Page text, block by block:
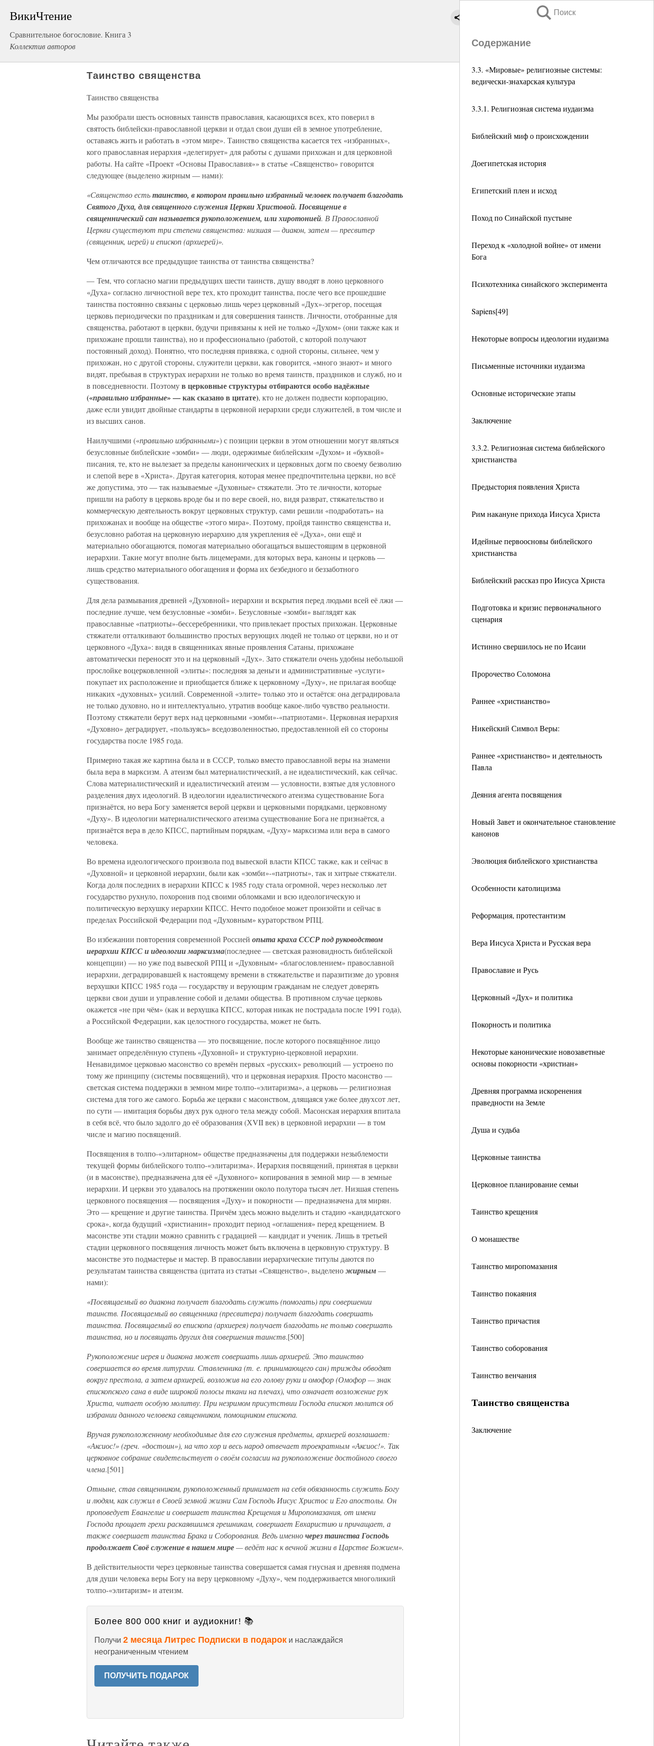
ВикиЧтение
Сравнительное богословие. Книга 3
Коллектив авторов
Поиск
Содержание
3.3. «Мировые» религиозные системы:
ведически-знахарская культура
3.3.1. Религиозная система иудаизма
Библейский миф о происхождении
Доегипетская история
Египетский плен и исход
Поход по Синайской пустыне
Переход к «холодной войне» от имени
Бога
Психотехника синайского эксперимента
Sapiens[49]
Некоторые вопросы идеологии иудаизма
Письменные источники иудаизма
Основные исторические этапы
Заключение
3.3.2. Религиозная система библейского
христианства
Предыстория появления Христа
Рим накануне прихода Иисуса Христа
Идейные первоосновы библейского
христианства
Библейский рассказ про Иисуса Христа
Подготовка и кризис первоначального
сценария
Истинно свершилось не по Исаии
Пророчество Соломона
Раннее «христианство»
Никейский Символ Веры:
Раннее «христианство» и деятельность
Павла
Деяния агента посвящения
Новый Завет и окончательное становление
канонов
Эволюция библейского христианства
Особенности католицизма
Реформация, протестантизм
Вера Иисуса Христа и Русская вера
Православие и Русь
Церковный «Дух» и политика
Покорность и политика
Некоторые канонические новозаветные
основы покорности «христиан»
Древняя программа искоренения
праведности на Земле
Душа и судьба
Церковные таинства
Церковное планирование семьи
Таинство крещения
О монашестве
Таинство миропомазания
Таинство покаяния
Таинство причастия
Таинство соборования
Таинство венчания
Таинство священства
Заключение
Таинство священства
Таинство священства
Мы разобрали шесть основных таинств православия, касающихся всех, кто поверил в
святость библейски-православной церкви и отдал свои души ей в земное употребление,
оставаясь жить и работать в «этом мире». Таинство священства касается тех «избранных»,
кого православная иерархия «делегирует» для работы с душами прихожан и для церковной
работы. На сайте «Проект «Основы Православия»» в статье «Священство» говорится
следующее (выделено жирным — нами):
«Священство естьтаинство, в котором правильно избранный человек получает благодать
Святого Духа, для священного служения Церкви Христовой. Посвящение в
священнический сан называется рукоположением, или хиротонией. В Православной
Церкви существуют три степени священства: низшая — диакон, затем — пресвитер
(священник, иерей) и епископ (архиерей)».
Чем отличаются все предыдущие таинства от таинства священства?
— Тем, что согласно магии предыдущих шести таинств, душу вводят в лоно церковного
«Духа» согласно личностной вере тех, кто проходит таинства, после чего все прошедшие
таинства постоянно связаны с церковью лишь через церковный «Дух»-эгрегор, посещая
церковь периодически по праздникам и для совершения таинств. Личности, отобранные для
священства, работают в церкви, будучи привязаны к ней не только «Духом» (они также как и
прихожане прошли таинства), но и профессионально (работой, с которой получают
постоянный доход). Понятно, что последняя привязка, с одной стороны, сильнее, чем у
прихожан, но с другой стороны, служители церкви, как говорится, «много знают» и много
видят, пребывая в структурах иерархии не только во время таинств, праздников и служб, но и
в повседневности. Поэтомув церковные структуры отбираются особо надёжные
(«правильно избранные» — как сказано в цитате), кто не должен подвести корпорацию,
даже если увидит двойные стандарты в церковной иерархии среди служителей, в том числе и
из высших санов.
Наилучшими («правильно избранными») с позиции церкви в этом отношении могут являться
безусловные библейские «зомби» — люди, одержимые библейским «Духом» и «буквой»
писания, те, кто не вылезает за пределы канонических и церковных догм по своему безволию
и слепой вере в «Христа». Другая категория, которая менее предпочтительна церкви, но всё
же допустима, это — так называемые «Духовные» стяжатели. Это те личности, которые
пришли на работу в церковь вроде бы и по вере своей, но, видя разврат, стяжательство и
коммерческую деятельность вокруг церковных структур, сами решили «подработать» на
прихожанах и вообще на обществе «этого мира». Поэтому, пройдя таинство священства и,
безусловно работая на церковную иерархию для укрепления её «Духа», они ещё и
материально обогащаются, помогая материально обогащаться вышестоящим в церковной
иерархии. Такие могут вполне быть лицемерами, для которых вера, каноны и церковь —
лишь средство материального обогащения и форма их безбедного и беззаботного
существования.
Для дела размывания древней «Духовной» иерархии и вскрытия перед людьми всей её лжи —
последние лучше, чем безусловные «зомби». Безусловные «зомби» выглядят как
православные «патриоты»-бессеребренники, что привлекает простых прихожан. Церковные
стяжатели отталкивают большинство простых верующих людей не только от церкви, но и от
церковного «Духа»: видя в священниках явные проявления Сатаны, прихожане
автоматически переносят это и на церковный «Дух». Зато стяжатели очень удобны небольшой
прослойке воцерковленной «элиты»: последняя за деньги и административные «услуги»
покупает их расположение и приобщается ближе к церковному «Духу», не прилагая вообще
никаких «духовных» усилий. Современной «элите» только это и остаётся: она деградировала
не только духовно, но и интеллектуально, утратив вообще какое-либо чувство реальности.
Поэтому стяжатели берут верх над церковными «зомби»-«патриотами». Церковная иерархия
«Духовно» деградирует, «пользуясь» вседозволенностью, предоставленной ей со стороны
государства после 1985 года.
Примерно такая же картина была и в СССР, только вместо православной веры на знамени
была вера в марксизм. А атеизм был материалистический, а не идеалистический, как сейчас.
Слова материалистический и идеалистический атеизм — условности, взятые для условного
разделения двух идеологий. В идеологии идеалистического атеизма существование Бога
признаётся, но вера Богу заменяется верой церкви и церковными порядками, церковному
«Духу». В идеологии материалистического атеизма существование Бога не признаётся, а
признаётся вера в дело КПСС, партийным порядкам, «Духу» марксизма или вера в самого
человека.
Во времена идеологического произвола под вывеской власти КПСС также, как и сейчас в
«Духовной» и церковной иерархии, были как «зомби»-«патриоты», так и хитрые стяжатели.
Когда доля последних в иерархии КПСС к 1985 году стала огромной, через несколько лет
государство рухнуло, похоронив под своими обломками и всю идеологическую и
политическую верхушку иерархии КПСС. Нечто подобное может произойти и сейчас в
пределах Российской Федерации под «Духовным» кураторством РПЦ.
Во избежании повторения современной Россией опыта краха СССР под руководством
иерархии КПСС и идеологии марксизма(последнее — светская разновидность библейской
концепции) — но уже под вывеской РПЦ и «Духовным» «благословлением» православной
иерархии, деградировавшей к настоящему времени в стяжательстве и паразитизме до уровня
верхушки КПСС 1985 года — государству и верующим гражданам не следует доверять
церкви свои души и управление собой и делами общества. В противном случае церковь
окажется «не при чём» (как и верхушка КПСС, которая никак не пострадала после 1991 года),
а Российской Федерации, как целостного государства, может не быть.
Вообще же таинство священства — это посвящение, после которого посвящённое лицо
занимает определённую ступень «Духовной» и структурно-церковной иерархии.
Ненавидимое церковью масонство со времён первых «русских» революций — устроено по
тому же принципу (системы посвящений), что и церковная иерархия. Просто масонство —
светская система поддержки в земном мире толпо-«элитаризма», а церковь — религиозная
система для того же самого. Борьба же церкви с масонством, длящаяся уже более двухсот лет,
по сути — имитация борьбы двух рук одного тела между собой. Масонская иерархия впитала
в себя всё, что было задолго до её образования (ХVII век) в церковной иерархии — в том
числе и магию посвящений.
Посвящения в толпо-«элитарном» обществе предназначены для поддержки незыблемости
текущей формы библейского толпо-«элитаризма». Иерархия посвящений, принятая в церкви
(и в масонстве), предназначена для её «Духовного» копирования в земной мир — в земные
иерархии. И церкви это удавалось на протяжении около полутора тысяч лет. Низшая степень
церковного посвящения — посвящения «Духу» и покорности — предназначена для мирян.
Это — крещение и другие таинства. Причём здесь можно выделить и стадию «кандидатского
срока», когда будущий «христианин» проходит период «оглашения» перед крещением. В
масонстве эти стадии можно сравнить с градацией — кандидат и ученик. Лишь в третьей
стадии церковного посвящения личность может быть включена в церковную структуру. В
масонстве это подмастерье и мастер. В православии иерархические титулы даются по
результатам таинства священства (цитата из статьи «Священство», выделеножирным—
нами):
«Посвящаемый во диакона получает благодать служить (помогать) при совершении
таинств. Посвящаемый во священника (пресвитера) получает благодать совершать
таинства. Посвящаемый во епископа (архиерея) получает благодать не только совершать
таинства, но и посвящать других для совершения таинств.[500]
Рукоположение иерея и диакона может совершать лишь архиерей. Это таинство
совершается во время литургии. Ставленника (т. е. принимающего сан) трижды обводят
вокруг престола, а затем архиерей, возложив на его голову руки и омофор (Омофор — знак
епископского сана в виде широкой полосы ткани на плечах), что означает возложение рук
Христа, читает особую молитву. При незримом присутствии Господа епископ молится об
избрании данного человека священником, помощником епископа.
Вручая рукоположенному необходимые для его служения предметы, архиерей возглашает:
«Аксиос!» (греч. «достоин»), на что хор и весь народ отвечает троекратным «Аксиос!». Так
церковное собрание свидетельствует о своём согласии на рукоположение достойного своего
члена.[501]
Отныне, став священником, рукоположенный принимает на себя обязанность служить Богу
и людям, как служил в Своей земной жизни Сам Господь Иисус Христос и Его апостолы. Он
проповедует Евангелие и совершает таинства Крещения и Миропомазания, от имени
Господа прощает грехи раскаявшимся грешникам, совершает Евхаристию и причащает, а
также совершает таинства Брака и Соборования. Ведь именночерез таинства Господь
продолжает Своё служение в нашем мире— ведёт нас к вечной жизни в Царстве Божием».
В действительности через церковные таинства совершается самая гнусная и древняя подмена
для души человека веры Богу на веру церковному «Духу», чем поддерживается многоликий
толпо-«элитаризм» и атеизм.
Более 800 000 книг и аудиокниг! 📚
Получи 2 месяца Литрес Подписки в подарок и наслаждайся
неограниченным чтением
ПОЛУЧИТЬ ПОДАРОК